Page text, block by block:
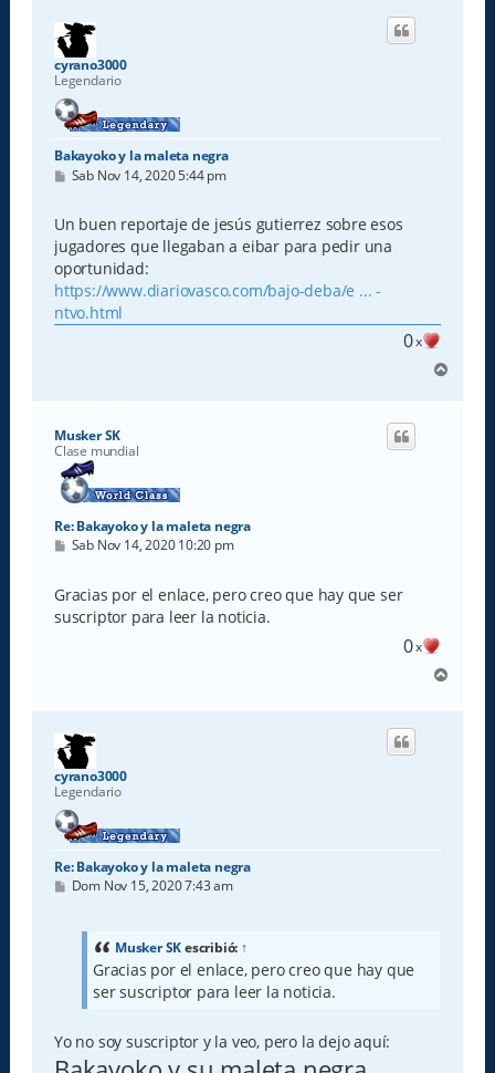
cyrano3000
Legendario
Bakayoko y la maleta negra
M
s
a
j
e
Sab Nov 14, 2020 5:44 pm
Un buen reportaje de jesús gutierrez sobre esos
jugadores que llegaban a eibar para pedir una
oportunidad:
https://www.diariovasco.com/bajo-deba/e ... -
ntvo.html
0x
r
Musker SK
Clase mundial
Re: Bakayoko y la maleta negra
M
s
a
j
Sab Nov 14, 2020 10:20 pm
Gracias por el enlace, pero creo que hay que ser
suscriptor para leer la noticia.
0x
r
cyrano3000
Legendario
Re: Bakayoko y la maleta negra
M
Dom Nov 15, 2020 7:43 am
Musker SKescribió: ↑
Gracias por el enlace, pero creo que hay que
ser suscriptor para leer la noticia.
Yo no soy suscriptor y la veo, pero la dejo aquí: